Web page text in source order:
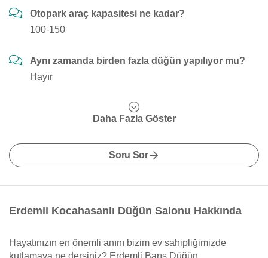
Otopark araç kapasitesi ne kadar?
100-150
Aynı zamanda birden fazla düğün yapılıyor mu?
Hayır
Daha Fazla Göster
Soru Sor
Erdemli Kocahasanlı Düğün Salonu Hakkında
Hayatınızın en önemli anını bizim ev sahipliğimizde
kutlamaya ne dersiniz? Erdemli Barış Düğün